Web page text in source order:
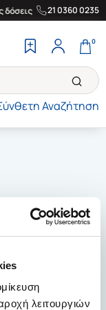
λειτουργιών
δόσεις | Δωρεάν
21 0360 0235
Αναζήτηση
0